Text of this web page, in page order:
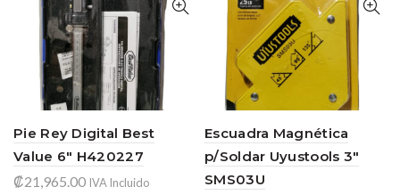
Pie Rey Digital Best
Value 6″ H420227
₡21,965.00 IVA Incluido
Escuadra Magnética
p/Soldar Uyustools 3″
SMS03U